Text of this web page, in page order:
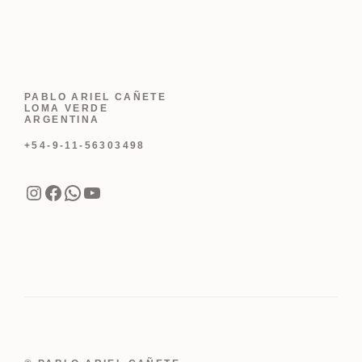
PABLO ARIEL CAÑETE
LOMA VERDE
ARGENTINA
+54-9-11-56303498
Instagram
Facebook
WhatsApp
YouTube